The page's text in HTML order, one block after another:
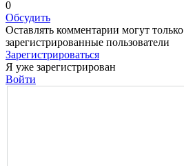
0
Обсудить
Оставлять комментарии могут только
зарегистрированные пользователи
Зарегистрироваться
Я уже зарегистрирован
Войти